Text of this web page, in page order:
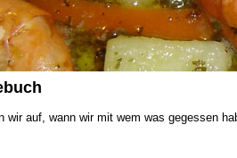
wir auf, wann wir mit wem was gegessen